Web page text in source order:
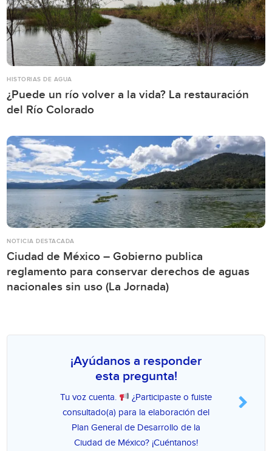
HISTORIAS DE AGUA
¿Puede un río volver a la vida? La restauración
del Río Colorado
NOTICIA DESTACADA
Ciudad de México – Gobierno publica
reglamento para conservar derechos de aguas
nacionales sin uso (La Jornada)
¡Ayúdanos a responder
esta pregunta!
Tu voz cuenta.
¿Participaste o fuiste
consultado(a) para la elaboración del
Plan General de Desarrollo de la
Ciudad de México? ¡Cuéntanos!